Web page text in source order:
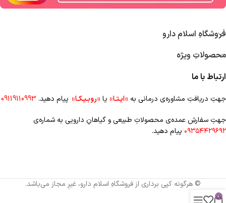
فروشگاهِ اسلام دارو
محصولاتِ ویژه
ارتباط با ما
جهتِ دریافتِ مشاوره‌ی درمانی به «ایـتـا» یا «روبـیـکـا» پیام دهید. 09119110993
جهتِ سفارشِ عمده‌‌ی محصولاتِ طبیعی و گیاهانِ دارویی به شماره‌ی
۰۹۳۵۴۴۲۹۶۹۲ پیام دهید.
© هرگونه کپی برداری از فروشگاهِ اسلام دارو، غیرِ مجاز می‌باشد.
0